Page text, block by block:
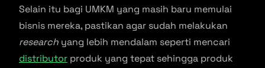
Selain itu bagi UMKM yang masih baru memulai
bisnis mereka, pastikan agar sudah melakukan
research yang lebih mendalam seperti mencari
distributor produk yang tepat sehingga produk